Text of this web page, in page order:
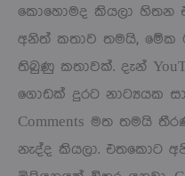
කොහොමද කියලා හිතන
අනිත් කතාව තමයි, මේක
තිබුණු කතාවක්. දැන්
ගොඩක් දුරට නාට්‍යයක
Comments මත තමයි
නැද්ද කියලා. එතකොට